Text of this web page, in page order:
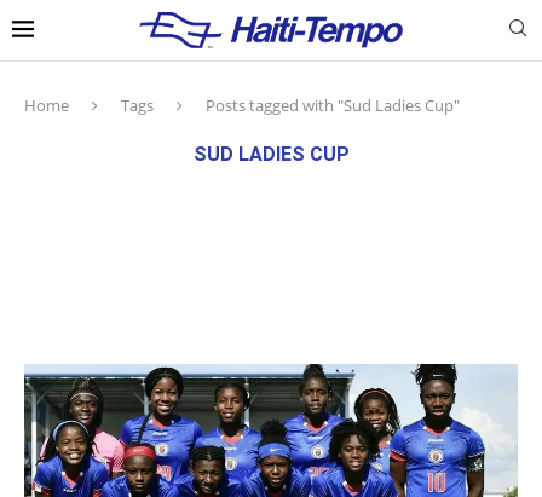
Home Tags Posts tagged with "Sud Ladies Cup"
SUD LADIES CUP